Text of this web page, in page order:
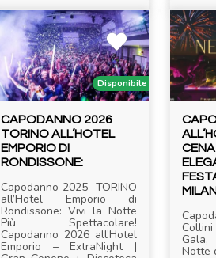
Disponibile
CAPODANNO 2026
TORINO ALL’HOTEL
EMPORIO DI
RONDISSONE:
Capodanno 2025 TORINO
all’Hotel Emporio di
Rondissone: Vivi la Notte
Più Spettacolare!
Capodanno 2026 all’Hotel
Emporio – ExtraNight | Notte